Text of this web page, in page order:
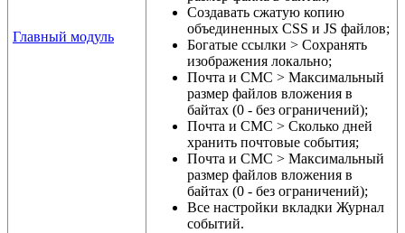
Главный модуль
Создавать сжатую копию
объединенных CSS и JS файлов;
Богатые ссылки > Сохранять
изображения локально;
Почта и СМС > Максимальный
размер файлов вложения в
байтах (0 - без ограничений);
Почта и СМС > Сколько дней
хранить почтовые события;
Почта и СМС > Максимальный
размер файлов вложения в
байтах (0 - без ограничений);
Все настройки вкладки Журнал
событий.